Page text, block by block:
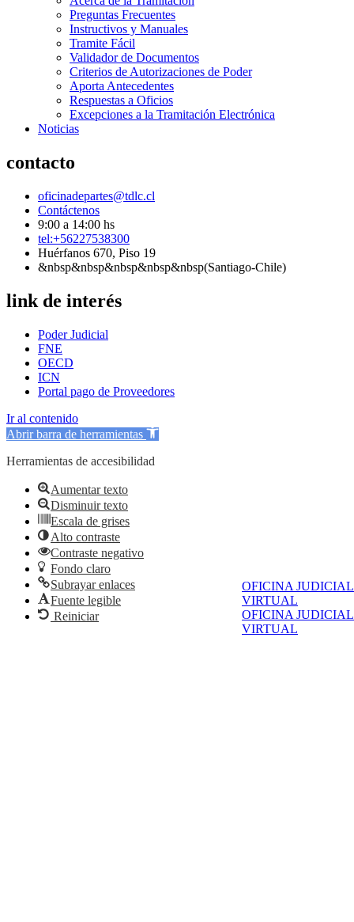
OFICINA JUDICIAL
VIRTUAL
OFICINA JUDICIAL
VIRTUAL
Preguntas Frecuentes
Instructivos y Manuales
Tramite Fácil
Validador de Documentos
Criterios de Autorizaciones de Poder
Aporta Antecedentes
Respuestas a Oficios
Excepciones a la Tramitación Electrónica
Noticias
contacto
oficinadepartes@tdlc.cl
Contáctenos
9:00 a 14:00 hs
tel:+56227538300
Huérfanos 670, Piso 19
&nbsp&nbsp&nbsp&nbsp&nbsp(Santiago-Chile)
link de interés
Poder Judicial
FNE
OECD
ICN
Portal pago de Proveedores
Ir al contenido
Abrir barra de herramientas
Herramientas de accesibilidad
Aumentar texto
Disminuir texto
Escala de grises
Alto contraste
Contraste negativo
Fondo claro
Subrayar enlaces
Fuente legible
Reiniciar